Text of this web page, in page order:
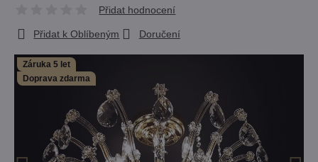
Záruka 5 let
Doprava zdarma
Přidat hodnocení
Přidat k Oblíbeným Doručení